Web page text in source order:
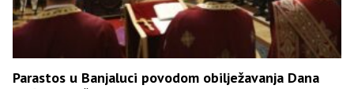
Parastos u Banjaluci povodom obilježavanja Dana